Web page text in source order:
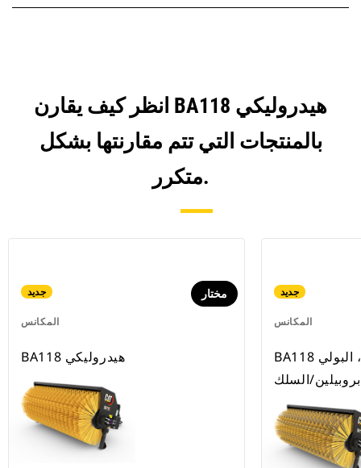
انظر كيف يقارن BA118 هيدروليكي
بالمنتجات التي تتم مقارنتها بشكل
متكرر.
جديد
المكانس
مختار
BA118 هيدروليكي
جديد
المكانس
BA118 الهيدروليكية، البولي
بروبيلين/السلك